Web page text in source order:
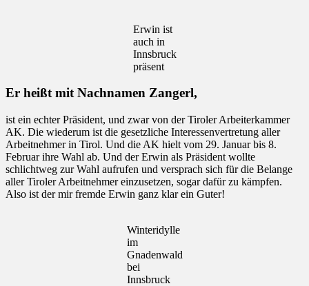
Erwin ist
auch in
Innsbruck
präsent
Er heißt mit Nachnamen Zangerl,
ist ein echter Präsident, und zwar von der Tiroler Arbeiterkammer
AK. Die wiederum ist die gesetzliche Interessenvertretung aller
Arbeitnehmer in Tirol. Und die AK hielt vom 29. Januar bis 8.
Februar ihre Wahl ab. Und der Erwin als Präsident wollte
schlichtweg zur Wahl aufrufen und versprach sich für die Belange
aller Tiroler Arbeitnehmer einzusetzen, sogar dafür zu kämpfen.
Also ist der mir fremde Erwin ganz klar ein Guter!
Winteridylle
im
Gnadenwald
bei
Innsbruck